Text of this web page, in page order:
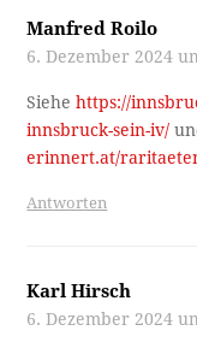
Manfred Roilo
6. Dezember 2024
Siehehttps://
innsbruck-sein-iv/
erinnert.at/
Antworten
Karl Hirsch
6. Dezember 2024